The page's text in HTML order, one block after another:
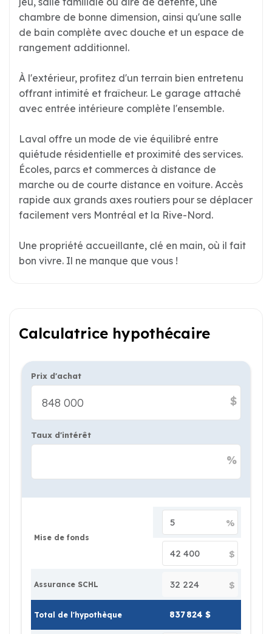
chambre de bonne dimension, ainsi qu'une salle
de bain complète avec douche et un espace de
rangement additionnel.
À l'extérieur, profitez d'un terrain bien entretenu
offrant intimité et fraîcheur. Le garage attaché
avec entrée intérieure complète l'ensemble.
Laval offre un mode de vie équilibré entre
quiétude résidentielle et proximité des services.
Écoles, parcs et commerces à distance de
marche ou de courte distance en voiture. Accès
rapide aux grands axes routiers pour se déplacer
facilement vers Montréal et la Rive-Nord.
Une propriété accueillante, clé en main, où il fait
bon vivre. Il ne manque que vous !
Calculatrice hypothécaire
Prix d'achat
$
Taux d'intérêt
%
Mise de fonds
%
$
Assurance SCHL $
Total de l'hypothèque